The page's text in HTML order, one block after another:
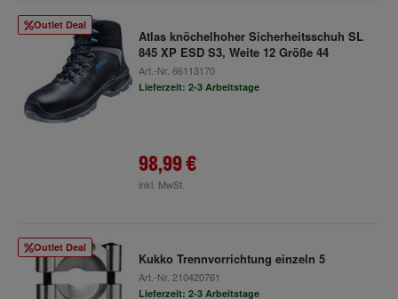
Outlet Deal
Atlas knöchelhoher Sicherheitsschuh SL
845 XP ESD S3, Weite 12 Größe 44
Art.-Nr. 66113170
Lieferzeit: 2-3 Arbeitstage
98,99 €
inkl. MwSt.
Outlet Deal
Kukko Trennvorrichtung einzeln 5
Art.-Nr. 210420761
Lieferzeit: 2-3 Arbeitstage